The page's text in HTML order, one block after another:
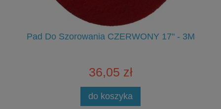
Pad Do Szorowania CZERWONY 17" - 3M
36,05 zł
do koszyka